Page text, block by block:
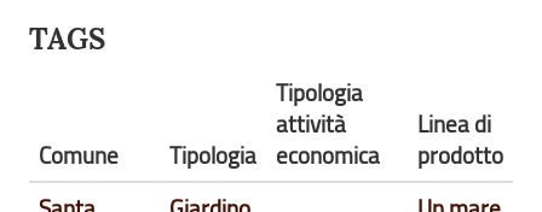
TAGS
Comune Tipologia
Tipologia
attività
economica
Linea di
prodotto